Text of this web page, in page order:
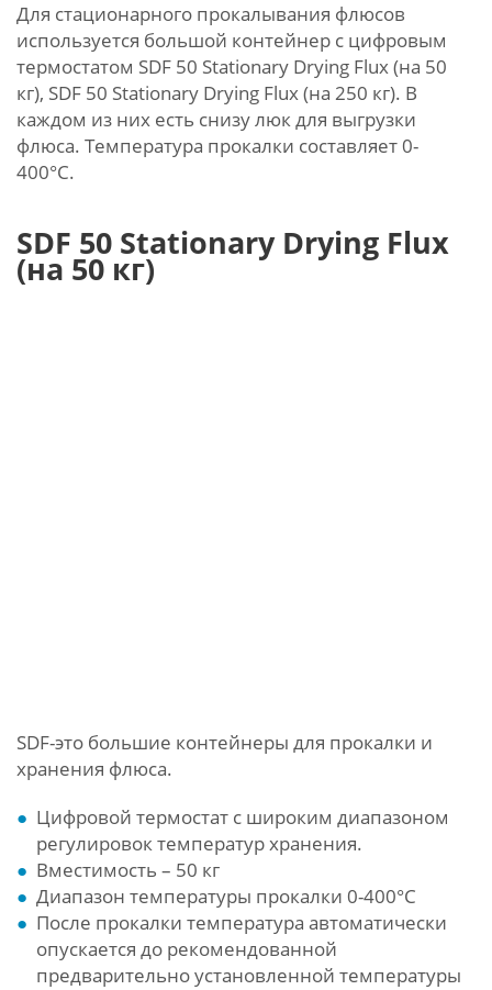
Для стационарного прокалывания флюсов
используется большой контейнер с цифровым
термостатом SDF 50 Stationary Drying Flux (на 50
кг), SDF 50 Stationary Drying Flux (на 250 кг). В
каждом из них есть снизу люк для выгрузки
флюса. Температура прокалки составляет 0-
400°С.
SDF 50 Stationary Drying Flux
(на 50 кг)
SDF-это большие контейнеры для прокалки и
хранения флюса.
Цифровой термостат с широким диапазоном
регулировок температур хранения.
Вместимость – 50 кг
Диапазон температуры прокалки 0-400°C
После прокалки температура автоматически
опускается до рекомендованной
предварительно установленной температуры